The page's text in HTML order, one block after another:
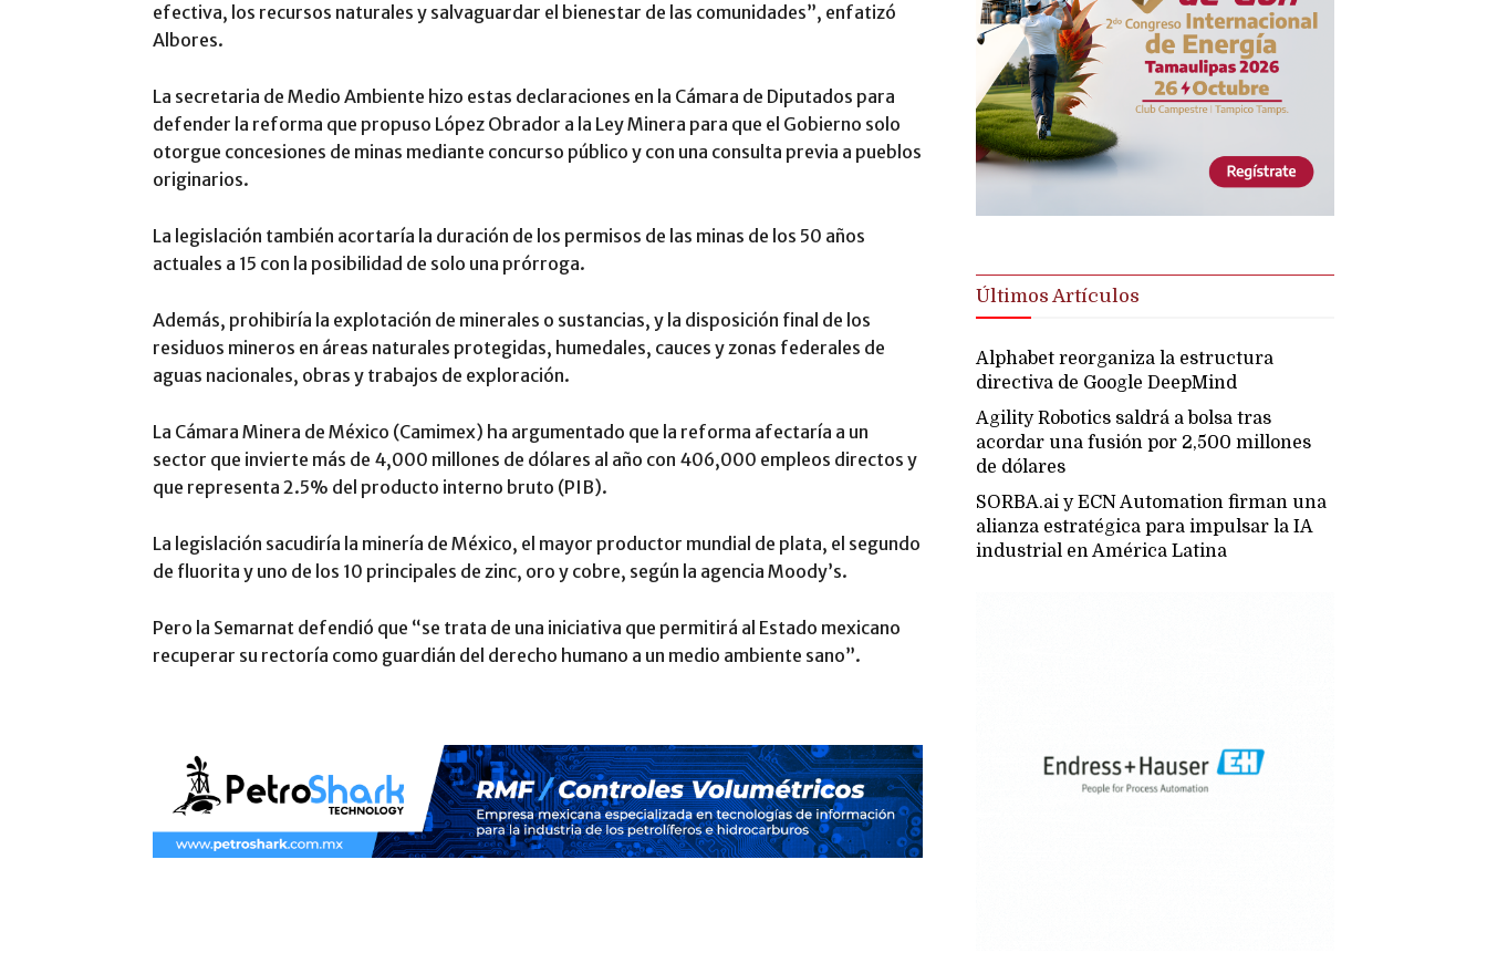
efectiva, los recursos naturales y salvaguardar el bienestar de las comunidades”, enfatizó
Albores.
La secretaria de Medio Ambiente hizo estas declaraciones en la Cámara de Diputados para
defender la reforma que propuso López Obrador a la Ley Minera para que el Gobierno solo
otorgue concesiones de minas mediante concurso público y con una consulta previa a pueblos
originarios.
La legislación también acortaría la duración de los permisos de las minas de los 50 años
actuales a 15 con la posibilidad de solo una prórroga.
Además, prohibiría la explotación de minerales o sustancias, y la disposición final de los
residuos mineros en áreas naturales protegidas, humedales, cauces y zonas federales de
aguas nacionales, obras y trabajos de exploración.
La Cámara Minera de México (Camimex) ha argumentado que la reforma afectaría a un
sector que invierte más de 4,000 millones de dólares al año con 406,000 empleos directos y
que representa 2.5% del producto interno bruto (PIB).
La legislación sacudiría la minería de México, el mayor productor mundial de plata, el segundo
de fluorita y uno de los 10 principales de zinc, oro y cobre, según la agencia Moody’s.
Pero la Semarnat defendió que “se trata de una iniciativa que permitirá al Estado mexicano
recuperar su rectoría como guardián del derecho humano a un medio ambiente sano”.
Últimos Artículos
Alphabet reorganiza la estructura
directiva de Google DeepMind
Agility Robotics saldrá a bolsa tras
acordar una fusión por 2,500 millones
de dólares
SORBA.ai y ECN Automation firman una
alianza estratégica para impulsar la IA
industrial en América Latina